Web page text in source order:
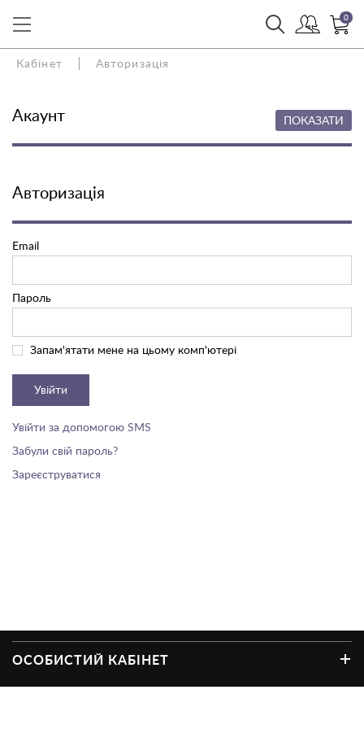
0
Кабінет Авторизація
Акаунт ПОКАЗАТИ
Авторизація
Email
Пароль
Запам'ятати мене на цьому комп'ютері
Увійти
Увійти за допомогою SMS
Забули свій пароль?
Зареєструватися
ОСОБИСТИЙ КАБІНЕТ